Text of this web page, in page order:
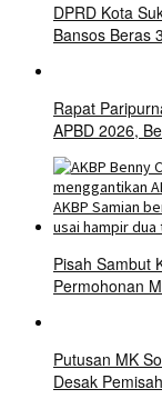
DPRD Kota
Bansos Beras
Rapat
APBD 2026,
Pisah Sambut
Permohonan
Putusan MK
Desak